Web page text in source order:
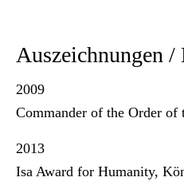
Auszeichnungen /
2009
Commander of the Order of
2013
Isa Award for Humanity,